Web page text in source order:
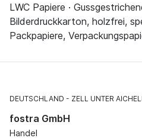
LWC Papiere ·
Bilderdruckkarton, holzfrei,
Packpapiere,
DEUTSCHLAND ZELL UNTER
fostra GmbH
Handel